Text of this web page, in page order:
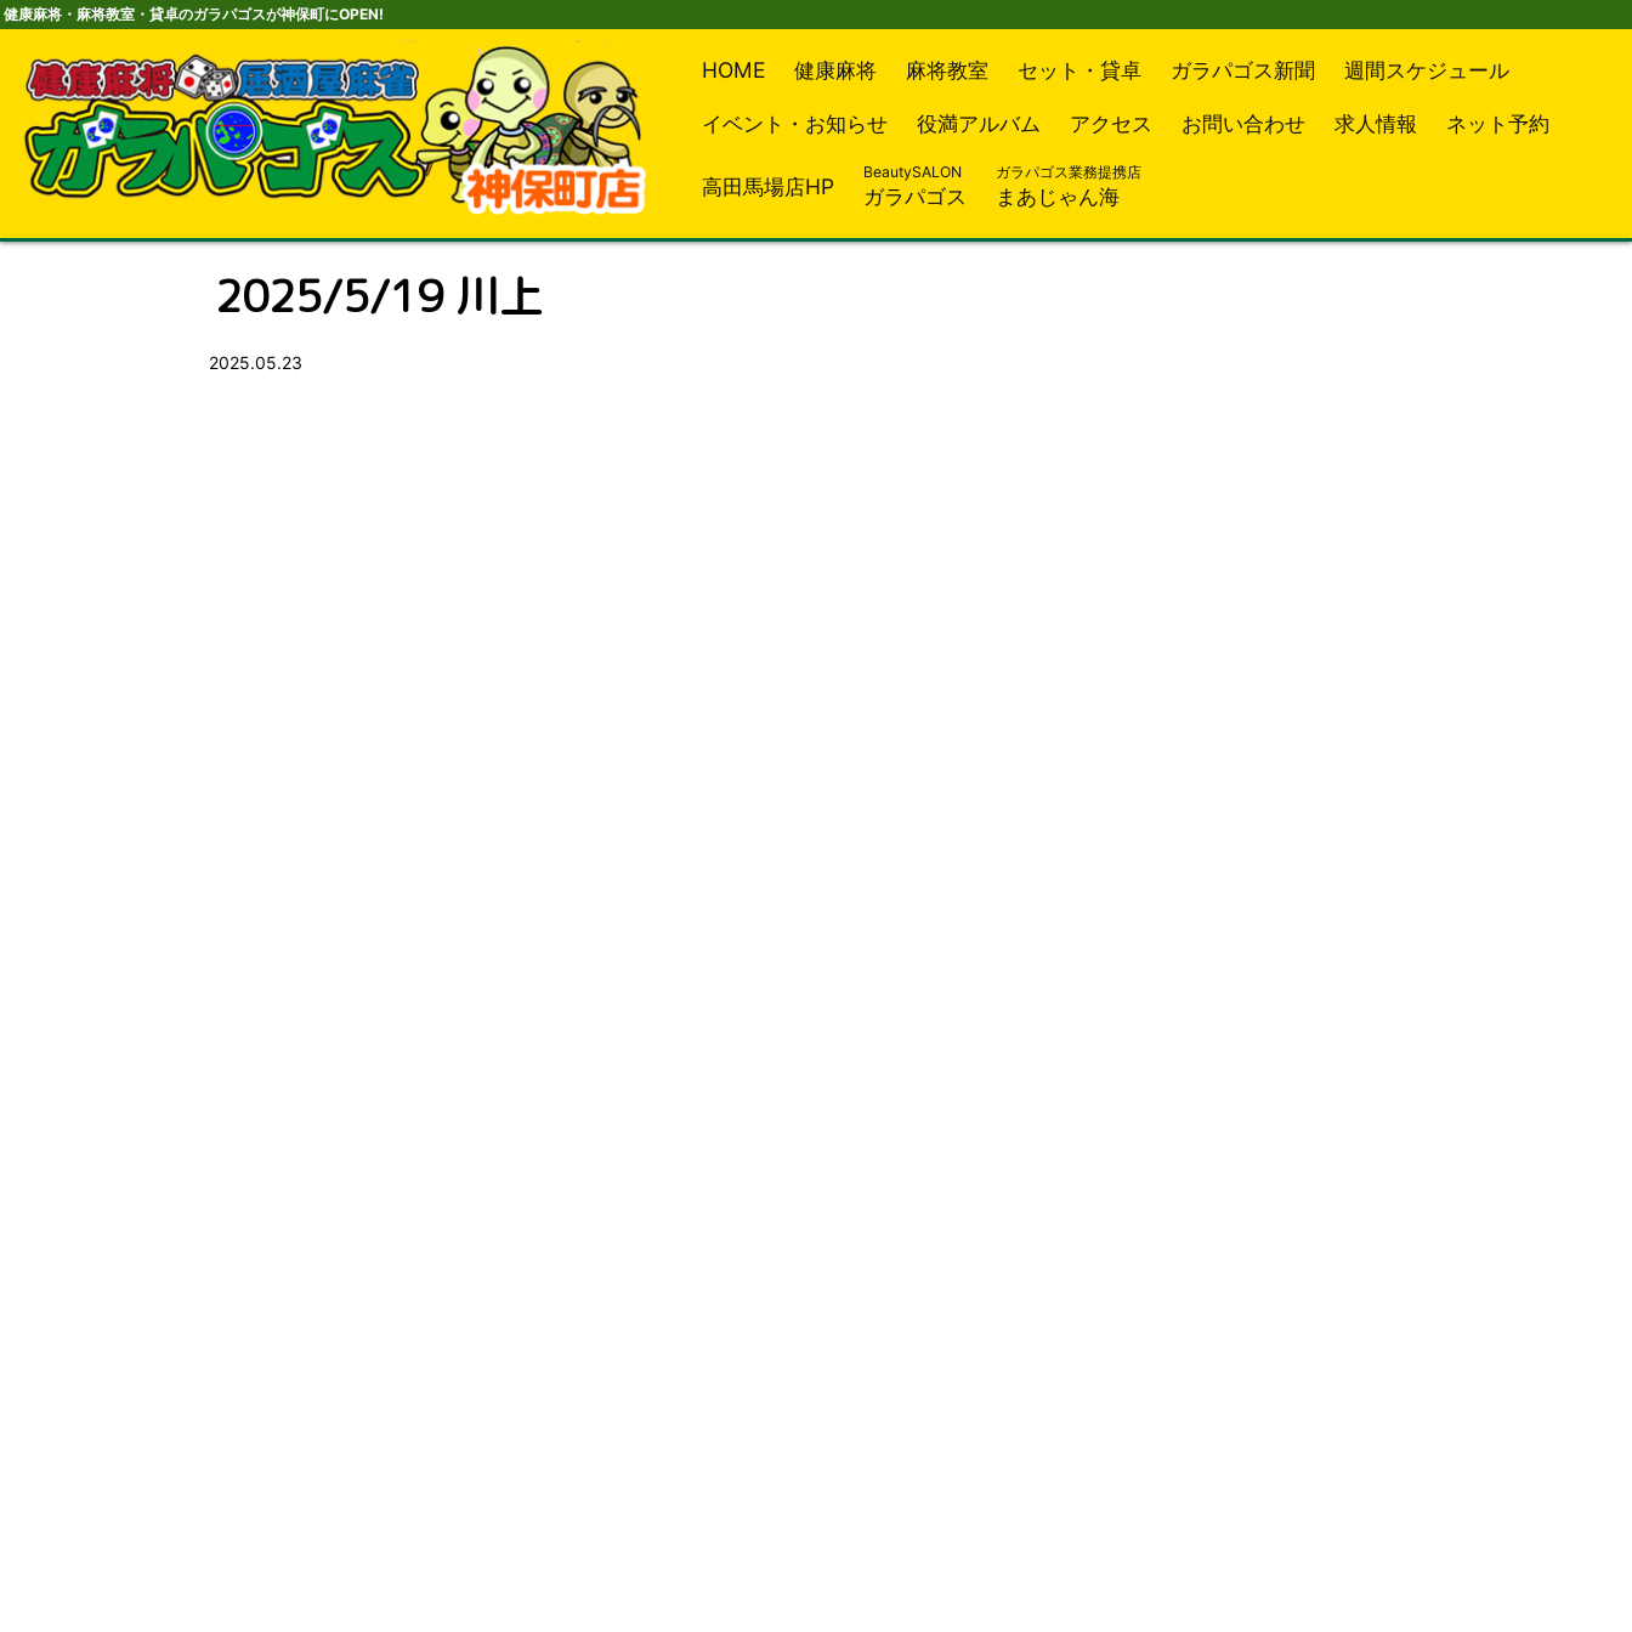
健康麻将・麻将教室・貸卓のガラパゴスが神保町にOPEN!
HOME 健康麻将 麻将教室 セット・貸卓 ガラパゴス新聞 週間スケジュール
イベント・お知らせ 役満アルバム アクセス お問い合わせ 求人情報 ネット予約
高田馬場店HP
BeautySALON
ガラパゴス
ガラパゴス業務提携店
まあじゃん海
2025/5/19 川上
2025.05.23